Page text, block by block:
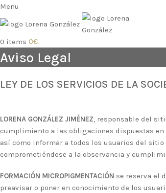
Menu
0 items 0€
Aviso Legal
LEY DE LOS SERVICIOS DE LA
LORENA GONZÁLEZ JIMÉNEZ, responsable del
cumplimiento a las obligaciones dispuestas en
así como informar a todos los usuarios del sitio
comprometiéndose a la observancia y
FORMACIÓN MICROPIGMENTACIÓN se reserva el
preavisar o poner en conocimiento de los